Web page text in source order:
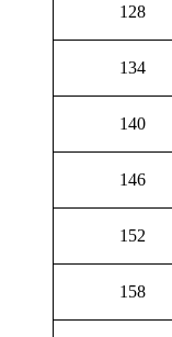
128
134
140
146
152
158